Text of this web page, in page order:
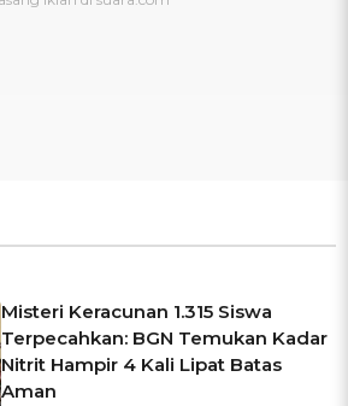
Misteri Keracunan 1.315 Siswa
Terpecahkan: BGN Temukan Kadar
Nitrit Hampir 4 Kali Lipat Batas
Aman